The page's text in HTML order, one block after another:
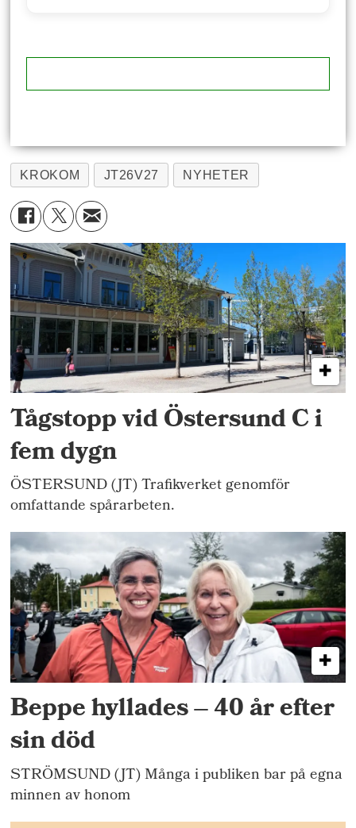
KROKOM JT26V27 NYHETER
Tågstopp vid Östersund C i
fem dygn
ÖSTERSUND (JT) Trafikverket genomför
omfattande spårarbeten.
Beppe hyllades – 40 år efter
sin död
STRÖMSUND (JT) Många i publiken bar på egna
minnen av honom